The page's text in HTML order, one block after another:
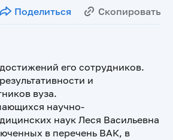
Поделиться Скопировать
его сотрудников.
и
вуза.
научно-
наук Леся Васильевна
в перечень ВАК, в